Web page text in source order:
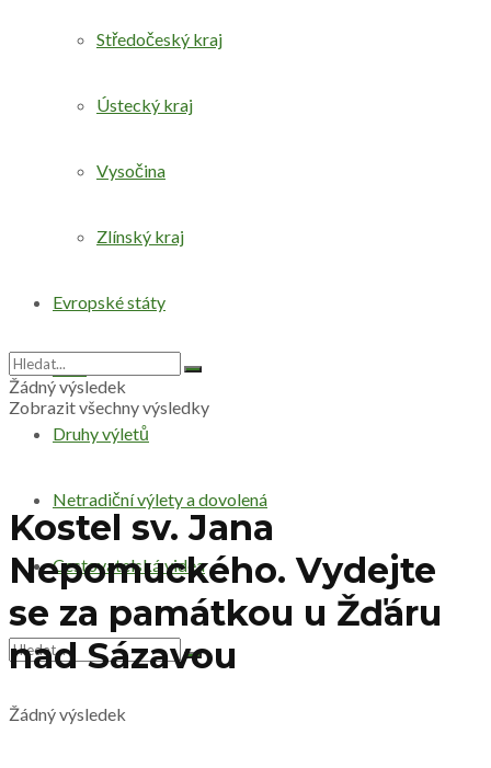
Středočeský kraj
Ústecký kraj
Vysočina
Zlínský kraj
Evropské státy
Svět
Druhy výletů
Netradiční výlety a dovolená
Cestovatelská videa
Žádný výsledek
Žádný výsledek
Zobrazit všechny výsledky
Kostel sv. Jana
Nepomuckého. Vydejte
se za památkou u Žďáru
nad Sázavou